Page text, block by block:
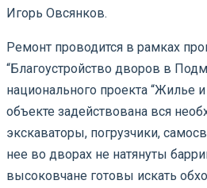
Игорь Овсянков.
Ремонт проводится в рамках
“Благоустройство дворов в
национального проекта “Жилье
объекте задействована вся
экскаваторы, погрузчики,
нее во дворах не натянуты
высоковчане готовы искать